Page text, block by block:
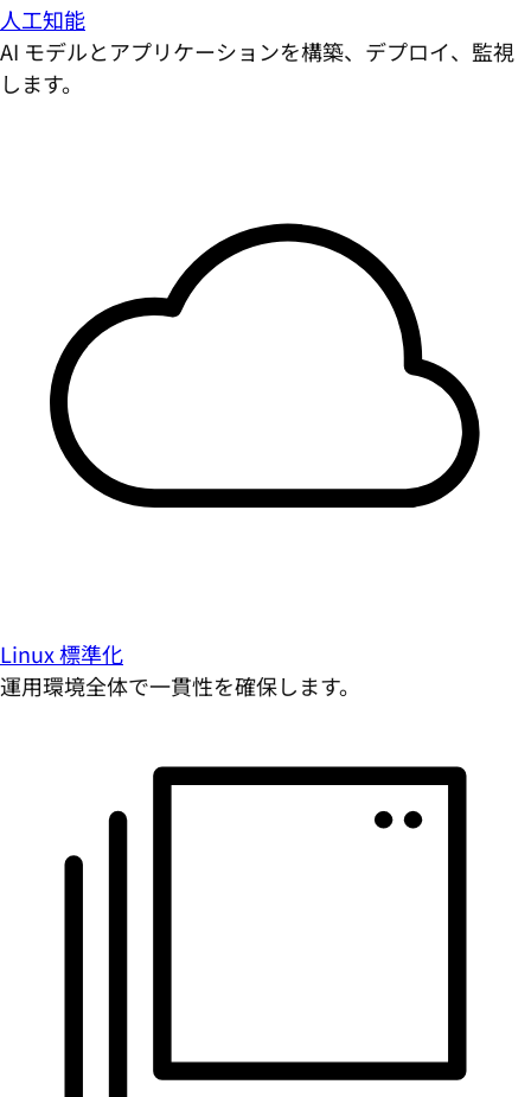
人工知能
AI モデルとアプリケーションを構築、デプロイ、監視
します。
Linux 標準化
運用環境全体で一貫性を確保します。